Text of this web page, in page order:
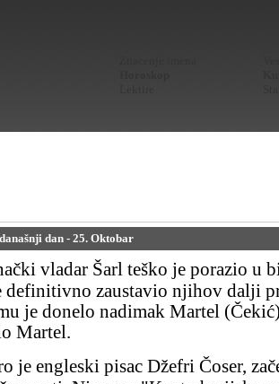
dan - 25. Oktobar
definitivno zaustavio njihov dalji
je donelo nadimak Martel
Martel.